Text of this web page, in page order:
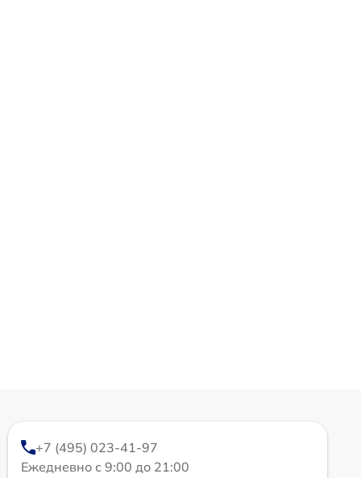
+7 (495) 023-41-97
Ежедневно с 9:00 до 21:00